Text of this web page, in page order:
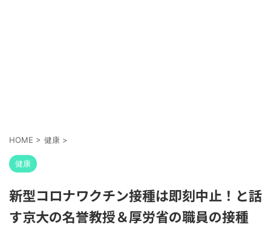
HOME > 健康 >
健康
新型コロナワクチン接種は即刻中止！と話
す京大の名誉教授＆厚労省の職員の接種